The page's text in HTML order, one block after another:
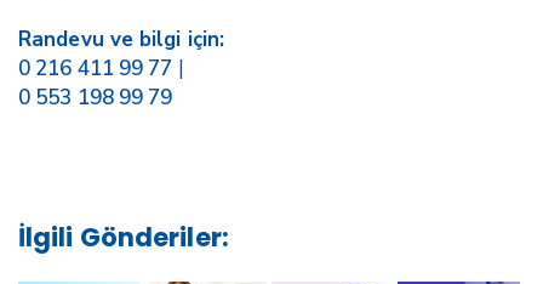
Randevu ve bilgi için:
0 216 411 99 77 |
0 553 198 99 79
İlgili Gönderiler: